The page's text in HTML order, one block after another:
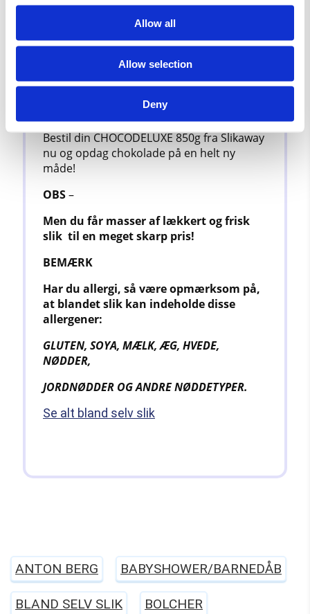
Allow all
Allow selection
Deny
og bæredygtighed.
en speciel person eller en selvforkælelse,
er CHOCODELUXE 850g et perfekt valg.
Dette luksuriøse chokoladesortiment
vil gøre hver bid til en fejring.
Bestil din CHOCODELUXE 850g fra Slikaway
nu og opdag chokolade på en helt ny
måde!
OBS–
Men du får masser af lækkert og frisk
slik til en meget skarp pris!
BEMÆRK
Har du allergi, så være opmærksom på,
at blandet slik kan indeholde disse
allergener:
GLUTEN, SOYA, MÆLK, ÆG, HVEDE,
NØDDER,
JORDNØDDER OG ANDRENØDDETYPER.
Se alt bland selv slik
ANTON BERG BABYSHOWER/BARNEDÅB
BLAND SELV SLIK BOLCHER